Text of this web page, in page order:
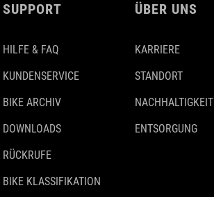
SUPPORT
HILFE & FAQ
KUNDENSERVICE
BIKE ARCHIV
DOWNLOADS
RÜCKRUFE
BIKE KLASSIFIKATION
ÜBER UNS
KARRIERE
STANDORT
NACHHALTIGKEIT
ENTSORGUNG